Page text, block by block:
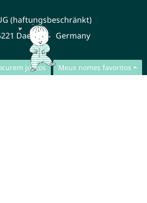
juntos Meus nomes favoritos
(haftungsbeschränkt)
Dachau Germany